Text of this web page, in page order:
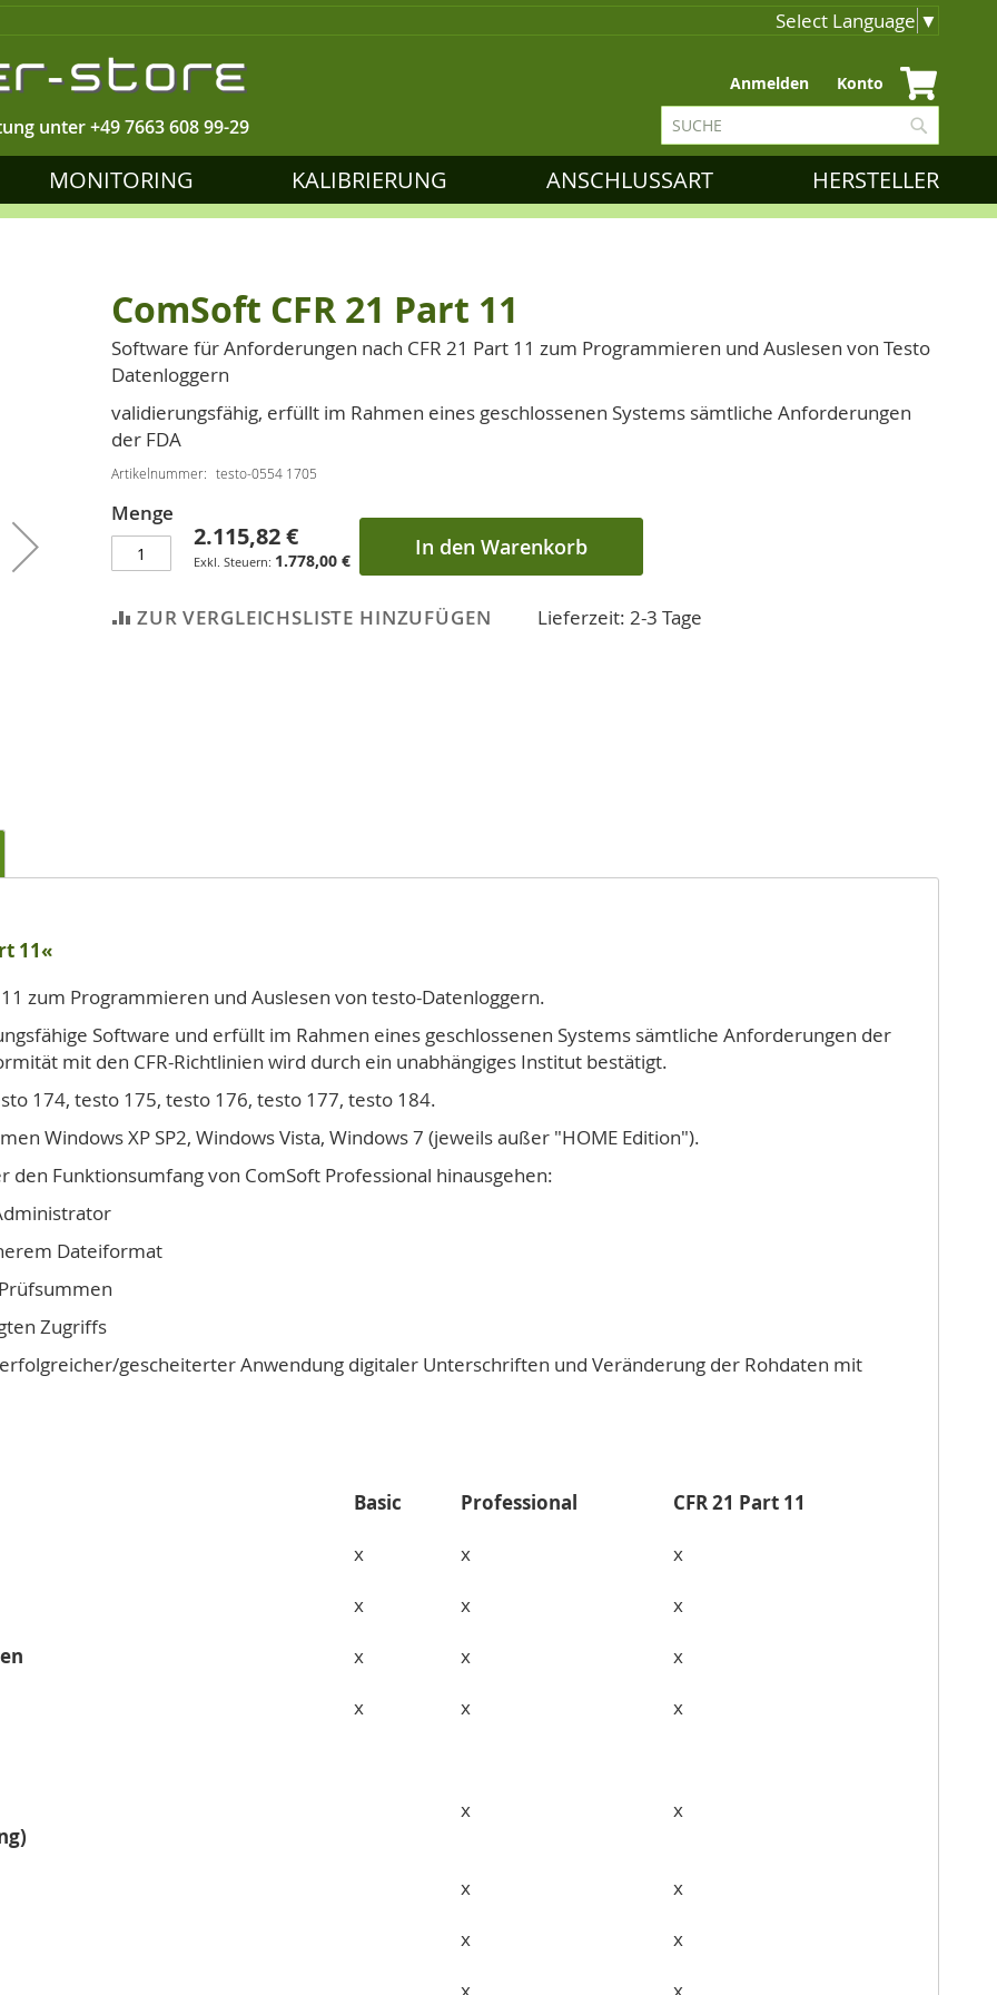
Select Language ▼
unter+49 7663 608 99-29
Zum
Inhalt
springen
Anmelden Konto
Suche
MONITORING KALIBRIERUNG ANSCHLUSSART HERSTELLER
ComSoft CFR 21 Part 11
Software für Anforderungen nach CFR 21 Part 11 zum Programmieren und Auslesen von Testo
Datenloggern
validierungsfähig, erfüllt im Rahmen eines geschlossenen Systems sämtliche Anforderungen
der FDA
Artikelnummer testo-0554 1705
Menge
2.115,82 €
1.778,00 € In den Warenkorb
ZUR VERGLEICHSLISTE HINZUFÜGEN Lieferzeit: 2-3 Tage
11«
zum Programmieren und Auslesen von testo-Datenloggern.
Software und erfüllt im Rahmen eines geschlossenen Systems sämtliche Anforderungen der
mit den CFR-Richtlinien wird durch ein unabhängiges Institut bestätigt.
174, testo 175, testo 176, testo 177, testo 184.
Windows XP SP2, Windows Vista, Windows 7 (jeweils außer "HOME Edition").
Funktionsumfang von ComSoft Professional hinausgehen:
Dateiformat
Zugriffs
gescheiterter Anwendung digitaler Unterschriften und Veränderung der Rohdaten mit
Basic Professional
CFR 21 Part 11
x x
x
x x
x
x x
x
x x
x
x x
x
x
x
x